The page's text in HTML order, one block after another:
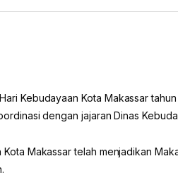
Kebudayaan Kota Makassar
dengan jajaran Dinas
Makassar telah menjadikan